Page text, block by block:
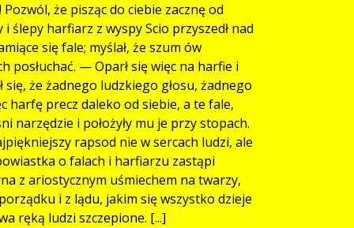
że pisząc do ciebie zacznę od
harfiarz z wyspy Scio przyszedł nad
się fale; myślał, że szum ów
posłuchać. — Oparł się więc na harfie i
się, że żadnego ludzkiego głosu, żadnego
harfę precz daleko od siebie, a te fale,
narzędzie i położyły mu je przy stopach.
rapsod nie w sercach ludzi, ale
o falach i harfiarzu zastąpi
z ariostycznym uśmiechem na twarzy,
i z lądu, jakim się wszystko dzieje
ręką ludzi szczepione. [...]